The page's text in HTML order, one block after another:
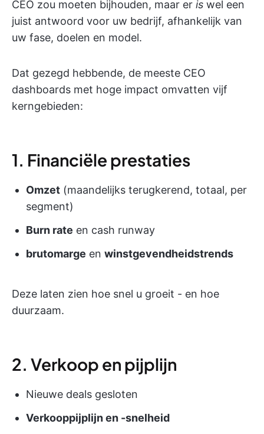
CEO zou moeten bijhouden, maar er is wel een
juist antwoord voor uw bedrijf, afhankelijk van
uw fase, doelen en model.
Dat gezegd hebbende, de meeste CEO
dashboards met hoge impact omvatten vijf
kerngebieden:
1. Financiële prestaties
Omzet (maandelijks terugkerend, totaal, per
segment)
Burn rate en cash runway
brutomarge en winstgevendheidstrends
Deze laten zien hoe snel u groeit - en hoe
duurzaam.
2. Verkoop en pijplijn
Nieuwe deals gesloten
Verkooppijplijn en -snelheid